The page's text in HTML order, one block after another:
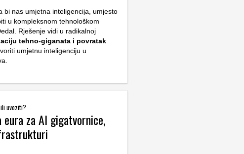
bi nas umjetna inteligencija, umjesto
u kompleksnom tehnološkom
Rješenje vidi u radikalnoj
tehno-giganata i povratak
umjetnu inteligenciju u
uvoziti?
za AI gigatvornice,